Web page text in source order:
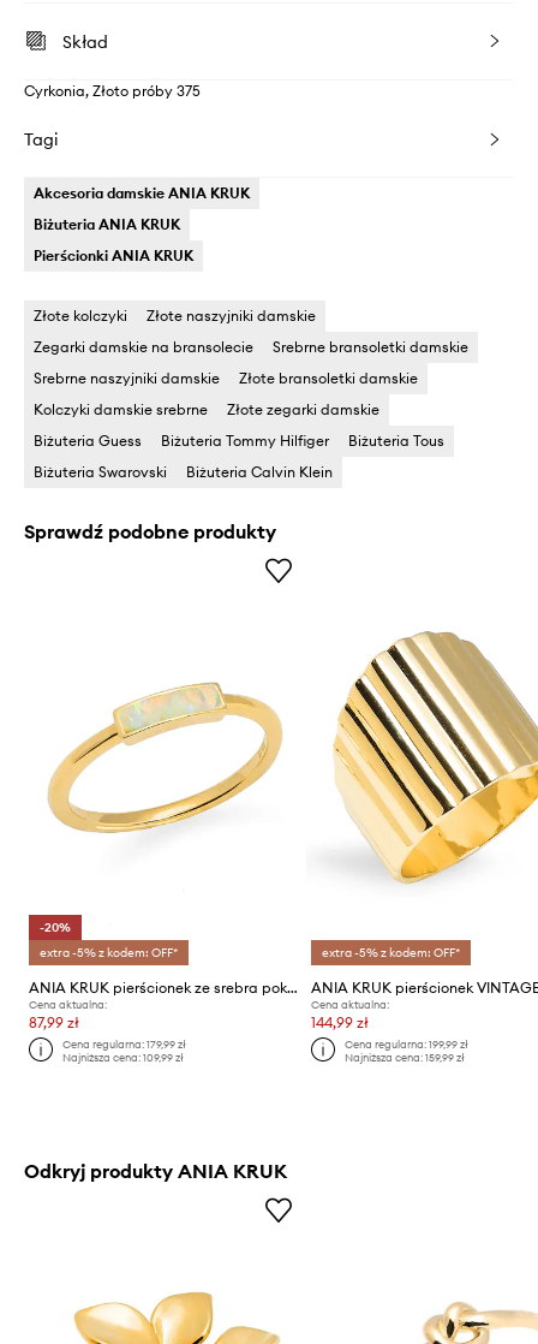
Skład
Cyrkonia, Złoto próby 375
Tagi
Akcesoria damskie ANIA KRUK
Biżuteria ANIA KRUK
Pierścionki ANIA KRUK
Złote kolczyki
Złote naszyjniki damskie
Zegarki damskie na bransolecie
Srebrne bransoletki damskie
Srebrne naszyjniki damskie
Złote bransoletki damskie
Kolczyki damskie srebrne
Złote zegarki damskie
Biżuteria Guess
Biżuteria Tommy Hilfiger
Biżuteria Tous
Biżuteria Swarovski
Biżuteria Calvin Klein
Sprawdź podobne produkty
-20%
extra -5% z kodem: OFF*
ANIA KRUK pierścionek ze srebra pokrytego złotem DUO
Cena aktualna:
87,99 zł
Cena regularna:179,99 zł
Najniższa cena:109,99 zł
extra -5% z kodem: OFF*
ANIA KRUK pierścionek
Cena aktualna:
144,99 zł
Cena regularna: 199,99 zł
Najniższa cena: 159,99 zł
Odkryj produkty ANIA KRUK